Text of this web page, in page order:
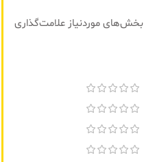
بخش‌های موردنیاز علامت‌گذاری